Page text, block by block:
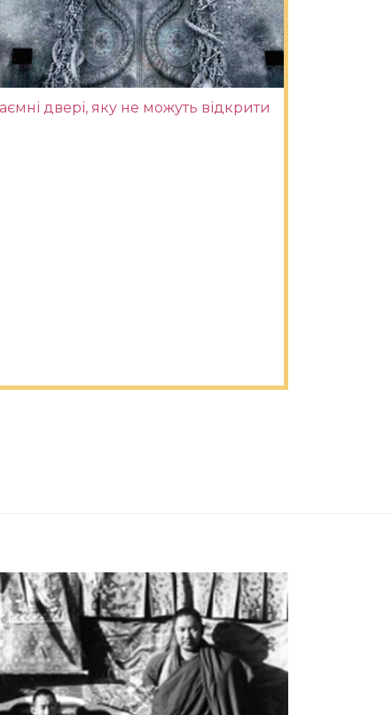
двері, яку не можуть відкрити